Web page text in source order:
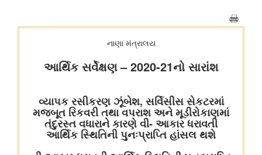
कृषि एवं किसान कल्‍याण मंत्रालय
विषय: मानव-जनित भूमि क्षरण के कारण कृषि उपज में हानि
विषय- किसान उत्पादक संगठनों (एफपीओ) का गठन
विषय: राष्ट्रीय खाद्य तेल मिशन तिलहन (एनएमईओ-तिलहन) का क्रियान्वयन
विषय: तिलहन एवं दलहन के उत्पादन को बढ़ाने के लिए उठाए गए कदम